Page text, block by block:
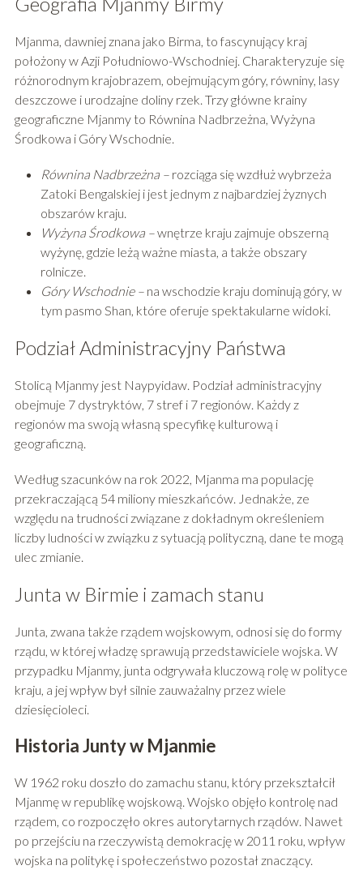
Mjanma, dawniej znana jako Birma, to fascynujący kraj
położony w Azji Południowo-Wschodniej. Charakteryzuje się
różnorodnym krajobrazem, obejmującym góry, równiny, lasy
deszczowe i urodzajne doliny rzek. Trzy główne krainy
geograficzne Mjanmy to Równina Nadbrzeżna, Wyżyna
Środkowa i Góry Wschodnie.
Równina Nadbrzeżna –rozciąga się wzdłuż wybrzeża
Zatoki Bengalskiej i jest jednym z najbardziej żyznych
obszarów kraju.
Wyżyna Środkowa –wnętrze kraju zajmuje obszerną
wyżynę, gdzie leżą ważne miasta, a także obszary
rolnicze.
Góry Wschodnie –na wschodzie kraju dominują góry, w
tym pasmo Shan, które oferuje spektakularne widoki.
Podział Administracyjny Państwa
Stolicą Mjanmy jest Naypyidaw. Podział administracyjny
obejmuje 7 dystryktów, 7 stref i 7 regionów. Każdy z
regionów ma swoją własną specyfikę kulturową i
geograficzną.
Według szacunków na rok 2022, Mjanma ma populację
przekraczającą 54 miliony mieszkańców. Jednakże, ze
względu na trudności związane z dokładnym określeniem
liczby ludności w związku z sytuacją polityczną, dane te mogą
ulec zmianie.
Junta w Birmie i zamach stanu
Junta, zwana także rządem wojskowym, odnosi się do formy
rządu, w której władzę sprawują przedstawiciele wojska. W
przypadku Mjanmy, junta odgrywała kluczową rolę w polityce
kraju, a jej wpływ był silnie zauważalny przez wiele
dziesięcioleci.
Historia Junty w Mjanmie
W 1962 roku doszło do zamachu stanu, który przekształcił
Mjanmę w republikę wojskową. Wojsko objęło kontrolę nad
rządem, co rozpoczęło okres autorytarnych rządów. Nawet
po przejściu na rzeczywistą demokrację w 2011 roku, wpływ
wojska na politykę i społeczeństwo pozostał znaczący.